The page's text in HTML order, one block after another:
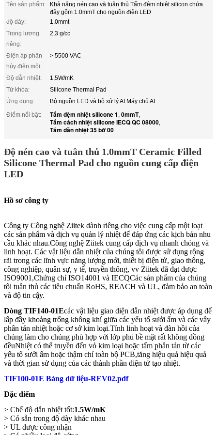
Tên sản phẩm:
Khả năng nén cao và tuân thủ Tấm đệm nhiệt silicon chứa
đầy gốm 1.0mmT cho nguồn điện LED
độ dày:
1.0mmt
Trọng lượng
riêng:
2,3 g/cc
Điện áp phân
hủy điện môi:
> 5500 VAC
Độ dẫn nhiệt:
1,5W/mK
Từ khóa:
Silicone Thermal Pad
Ứng dụng:
Bộ nguồn LED và bộ xử lý AI Máy chủ AI
Điểm nổi bật:
Tấm đệm nhiệt silicone 1 , 0mmT,
Tấm cách nhiệt silicone IECQ QC 08000,
Tấm dẫn nhiệt 35 bờ 00
Độ nén cao và tuân thủ 1.0mmT Ceramic Filled
Silicone Thermal Pad cho nguồn cung cấp điện
LED
Hồ sơ công ty
Công ty Công nghệ Ziitek dành riêng cho việc cung cấp một loạt
các sản phẩm và dịch vụ quản lý nhiệt để đáp ứng các kịch bản nhu
cầu khác nhau.Công nghệ Ziitek cung cấp dịch vụ nhanh chóng và
linh hoạt. Các vật liệu dẫn nhiệt của chúng tôi được sử dụng rộng
rãi trong các lĩnh vực năng lượng mới, thiết bị điện tử, giao thông,
công nghiệp, quân sự, y tế, truyền thông, vv Ziitek đã đạt được
ISO9001,Chứng chỉ ISO14001 và IECQCác sản phẩm của chúng
tôi tuân thủ các tiêu chuẩn RoHS, REACH và UL, đảm bảo an toàn
và độ tin cậy.
Dòng TIF140-01Ecác vật liệu giao diện dẫn nhiệt được áp dụng để
lấp đầy khoảng trống không khí giữa các yếu tố sưởi ấm và các vây
phân tán nhiệt hoặc cơ sở kim loại.Tính linh hoạt và đàn hồi của
chúng làm cho chúng phù hợp với lớp phủ bề mặt rất không đồng
đềuNhiệt có thể truyền đến vỏ kim loại hoặc tấm phân tán từ các
yếu tố sưởi ấm hoặc thậm chí toàn bộ PCB,tăng hiệu quả hiệu quả
và thời gian sử dụng của các thành phần điện tử tạo nhiệt.
TIF100-01E Bảng dữ liệu-REV02.pdf
Đặc điểm
> Chế độ dẫn nhiệt tốt:1.5W/mK
> Có sẵn trong độ dày khác nhau
> UL được công nhận